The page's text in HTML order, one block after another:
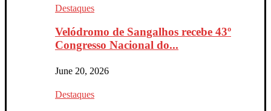
Destaques
Velódromo de Sangalhos recebe 43º
Congresso Nacional do...
June 20, 2026
Destaques